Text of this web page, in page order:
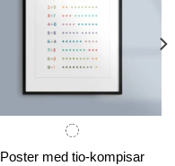
Poster med tio-kompisar